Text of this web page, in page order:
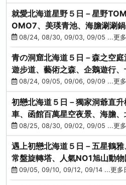
就愛北海道星野５日－星野
OMO7、美瑛青池、海膽涮涮
園、海鮮和牛螃蟹吃到飽
08/24, 08/30, 09/03, 09/05 ...更
青の洞窟北海道５日－森之空
遊步道、藝術之森、企鵝遊行
時代村、螃蟹吃到飽
08/24, 09/05, 09/06, 09/09 ...更
初戀北海道５日－獨家洞爺直
車、函館百萬星空夜景、海膽
蟹吃到飽
08/25, 08/30, 09/02, 09/05 ...更
遇上初戀北海道５日－五星鶴雅
常盤旋轉塔、人氣NO1旭山動
蟹吃到飽
09/05, 09/10, 09/12, 09/14 ...更多